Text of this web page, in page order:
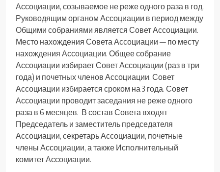
Ассоциации, созываемое не реже одного раза в год.
Руководящим органом Ассоциации в период между
Общими собраниями является Совет Ассоциации.
Место нахождения Совета Ассоциации — по месту
нахождения Ассоциации. Общее собрание
Ассоциации избирает Совет Ассоциации (раз в три
года) и почетных членов Ассоциации. Совет
Ассоциации избирается сроком на 3 года. Совет
Ассоциации проводит заседания не реже одного
раза в 6 месяцев. В состав Совета входят
Председатель и заместитель председателя
Ассоциации, секретарь Ассоциации, почетные
члены Ассоциации, а также Исполнительный
комитет Ассоциации.